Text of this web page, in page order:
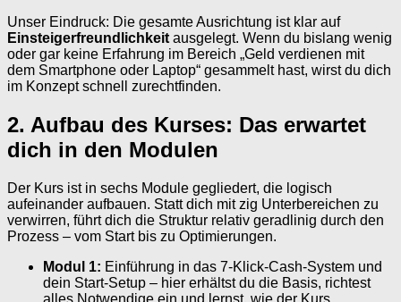
Unser Eindruck: Die gesamte Ausrichtung ist klar auf
Einsteigerfreundlichkeit ausgelegt. Wenn du bislang wenig
oder gar keine Erfahrung im Bereich „Geld verdienen mit
dem Smartphone oder Laptop“ gesammelt hast, wirst du dich
im Konzept schnell zurechtfinden.
2. Aufbau des Kurses: Das erwartet
dich in den Modulen
Der Kurs ist in sechs Module gegliedert, die logisch
aufeinander aufbauen. Statt dich mit zig Unterbereichen zu
verwirren, führt dich die Struktur relativ geradlinig durch den
Prozess – vom Start bis zu Optimierungen.
Modul 1: Einführung in das 7-Klick-Cash-System und
dein Start-Setup – hier erhältst du die Basis, richtest
alles Notwendige ein und lernst, wie der Kurs